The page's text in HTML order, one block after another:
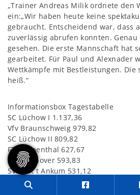
„Trainer Andreas Milik ordnete den
ein:„Wir haben heute keine
gebraucht. Entscheidend war, dass
zuverlässig abrufen konnten. Genau
gesehen. Die erste Mannschaft hat
gearbeitet. Für Paul und Alexnader
Wettkämpfe mit Bestleistungen.
heiß.“
Informationsbox Tagestabelle
SC Lüchow I 1.137,36
Vfv Braunschweig 979,82
SC Lüchow II 809,82
FT Blumenthal 627,67
Vfk Hannover 593,83
SV Quit t Ankum 531,12